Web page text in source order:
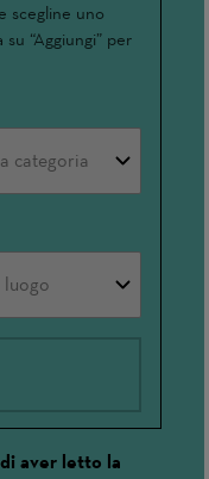
scegline uno
“Aggiungi” per
aver letto la